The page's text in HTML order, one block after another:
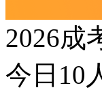
2026成
今日 10